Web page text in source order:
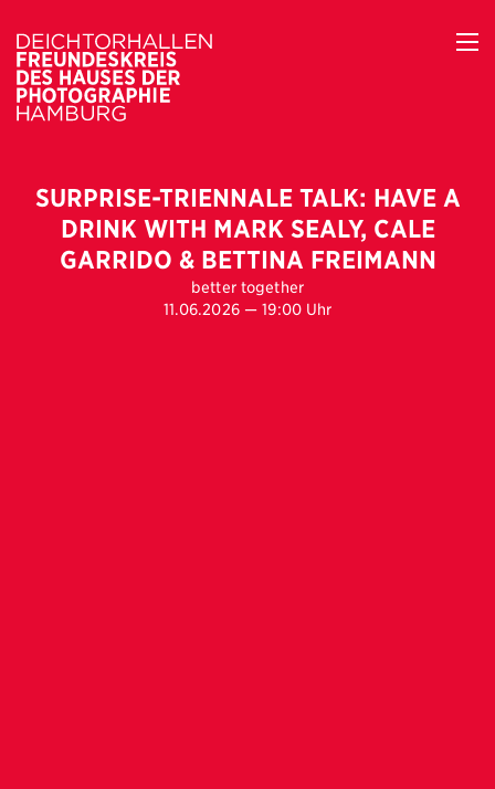
SURPRISE-TRIENNALE TALK: HAVE A
DRINK WITH MARK SEALY, CALE
GARRIDO & BETTINA FREIMANN
better together
11.06.2026 — 19:00 Uhr